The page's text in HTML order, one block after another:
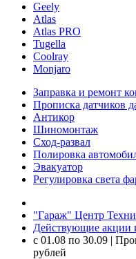
Geely
Atlas
Atlas PRO
Tugella
Coolray
Monjaro
Заправка и ремонт
Прописка датчиков
Антикор
Шиномонтаж
Сход-развал
Полировка
Эвакуатор
Регулировка света
"Гараж" Центр
Действующие акции
c 01.08 по 30.09 |
рублей